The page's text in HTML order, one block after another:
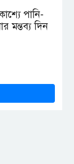
পানি-
মন্তব্য দিন